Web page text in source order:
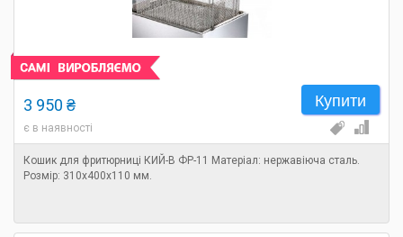
Купити
3 950 ₴
є в наявності
Кошик для фритюрниці КИЙ-В ФР-11 Матеріал: нержавіюча сталь.
Розмір: 310х400х110 мм.